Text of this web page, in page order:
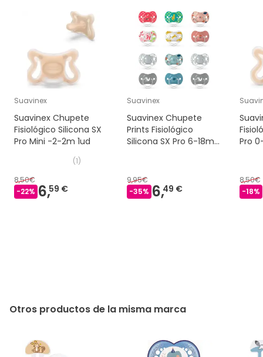
Suavinex
Suavinex Chupete
Fisiológico Silicona SX
Pro Mini -2-2m 1ud
(1)
8,50€
-22% 6,59 €
Suavinex
Suavinex Chupete
Prints Fisiológico
Silicona SX Pro 6-18m
9,95€
-35% 6,49 €
Pro
8,50€
-18%
Otros productos de la misma marca